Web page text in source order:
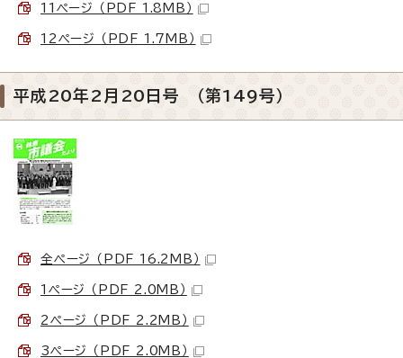
11ページ （PDF 1.8MB）
12ページ （PDF 1.7MB）
平成20年2月20日号 （第149号）
全ページ （PDF 16.2MB）
1ページ （PDF 2.0MB）
2ページ （PDF 2.2MB）
3ページ （PDF 2.0MB）